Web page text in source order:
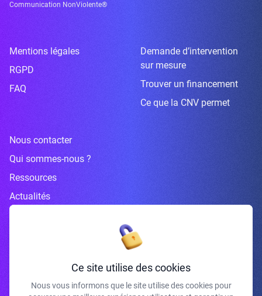
Communication NonViolente®
Mentions légales
RGPD
FAQ
Demande d’intervention
sur mesure
Trouver un financement
Ce que la CNV permet
Nous contacter
Qui sommes-nous ?
Ressources
Actualités
Inscrivez-vous à la newsletter
Ce site utilise des cookies
Nous vous informons que le site utilise des cookies pour